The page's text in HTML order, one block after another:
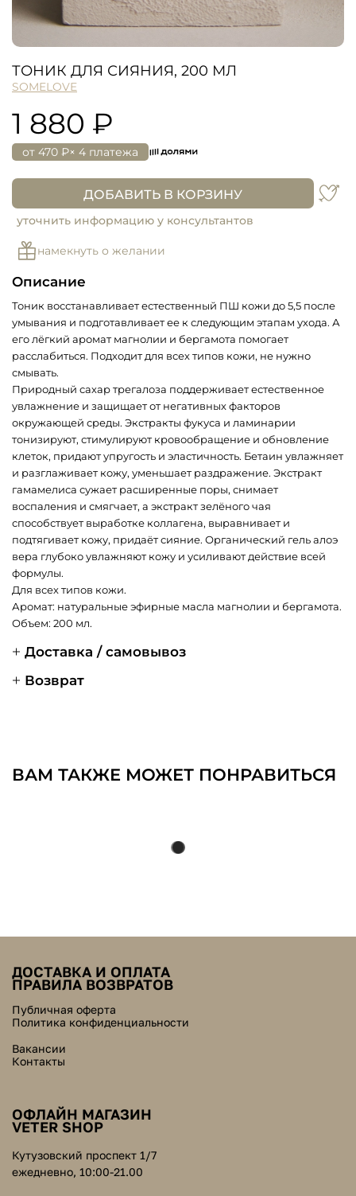
ТОНИК ДЛЯ СИЯНИЯ, 200 МЛ
SOMELOVE
1 880 ₽
от 470 ₽× 4 платежа
ДОБАВИТЬ В КОРЗИНУ
уточнить информацию у консультантов
намекнуть о желании
Описание
Тоник восстанавливает естественный ПШ кожи до 5,5 после
умывания и подготавливает ее к следующим этапам ухода. А
его лёгкий аромат магнолии и бергамота помогает
расслабиться. Подходит для всех типов кожи, не нужно
смывать.
Природный сахар трегалоза поддерживает естественное
увлажнение и защищает от негативных факторов
окружающей среды. Экстракты фукуса и ламинарии
тонизируют, стимулируют кровообращение и обновление
клеток, придают упругость и эластичность. Бетаин увлажняет
и разглаживает кожу, уменьшает раздражение. Экстракт
гамамелиса сужает расширенные поры, снимает
воспаления и смягчает, а экстракт зелёного чая
способствует выработке коллагена, выравнивает и
подтягивает кожу, придаёт сияние. Органический гель алоэ
вера глубоко увлажняют кожу и усиливают действие всей
формулы.
Для всех типов кожи.
Аромат: натуральные эфирные масла магнолии и бергамота.
Объем: 200 мл.
Доставка / самовывоз
Возврат
ВАМ ТАКЖЕ МОЖЕТ ПОНРАВИТЬСЯ
ДОСТАВКА И ОПЛАТА
ПРАВИЛА ВОЗВРАТОВ
Публичная оферта
Политика конфиденциальности
Вакансии
Контакты
ОФЛАЙН МАГАЗИН
VETER SHOP
Кутузовский проспект 1/7
ежедневно, 10:00-21.00